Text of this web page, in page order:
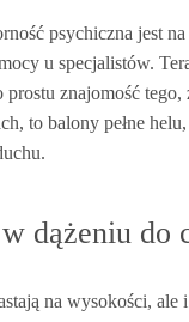
psychiczna jest na
u specjalistów.
znajomość tego,
to balony pełne
dążeniu do
na wysokości, ale